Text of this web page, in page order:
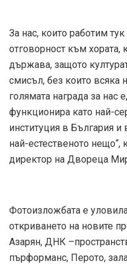
За нас, които работим
отговорност към
държава, защото
смисъл, без които всяка
голямата награда за нас
функционира като най-
институция в България и
най-естественото нещо“,
директор на Двореца
Фотоизложбата е
откриването на новите
Азарян, ДНК
пърформанс, Перото,